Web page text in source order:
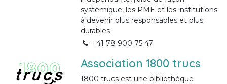
systémique, les PME et les institutions
à devenir plus responsables et plus
durables
+41 78 900 75 47
Association 1800 trucs
1800 trucs est une bibliothèque